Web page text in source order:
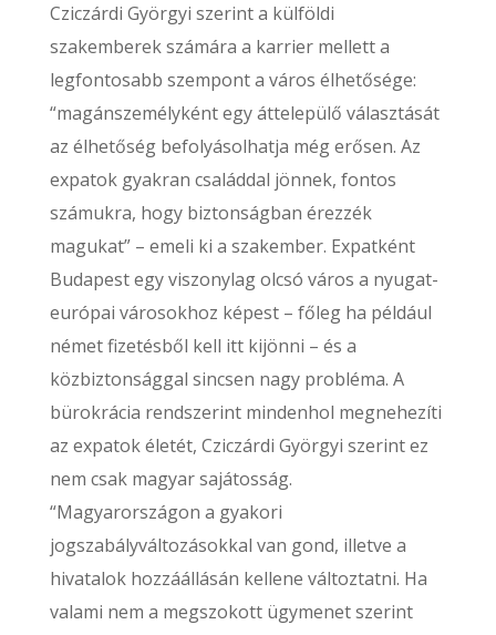
Cziczárdi Györgyi szerint a külföldi
szakemberek számára a karrier mellett a
legfontosabb szempont a város élhetősége:
“magánszemélyként egy áttelepülő választását
az élhetőség befolyásolhatja még erősen. Az
expatok gyakran családdal jönnek, fontos
számukra, hogy biztonságban érezzék
magukat” – emeli ki a szakember. Expatként
Budapest egy viszonylag olcsó város a nyugat-
európai városokhoz képest – főleg ha például
német fizetésből kell itt kijönni – és a
közbiztonsággal sincsen nagy probléma. A
bürokrácia rendszerint mindenhol megnehezíti
az expatok életét, Cziczárdi Györgyi szerint ez
nem csak magyar sajátosság.
“Magyarországon a gyakori
jogszabályváltozásokkal van gond, illetve a
hivatalok hozzáállásán kellene változtatni. Ha
valami nem a megszokott ügymenet szerint